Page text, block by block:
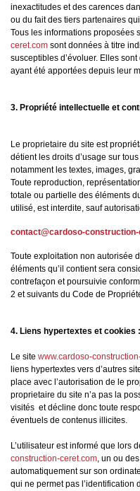
inexactitudes et des carences
ou du fait des tiers partenaires
Tous les informations proposées
ceret.com sont données à titre
susceptibles d’évoluer. Elles
ayant été apportées depuis leur
3. Propriété intellectuelle et
Le proprietaire du site est
détient les droits d’usage sur
notamment les textes, images,
Toute reproduction,
totale ou partielle des éléments
utilisé, est interdite, sauf
contact@cardoso-
Toute exploitation non autorisée
éléments qu’il contient sera
contrefaçon et poursuivie
2 et suivants du Code de
4. Liens hypertextes et cookies :
Le site www.cardoso-
liens hypertextes vers d’autres
place avec l’autorisation de le
proprietaire du site n’a pas la
visités et décline donc toute
éventuels de contenus illicites.
L’utilisateur est informé que lors
construction-ceret.com, un ou
automatiquement sur son
qui ne permet pas l’identification